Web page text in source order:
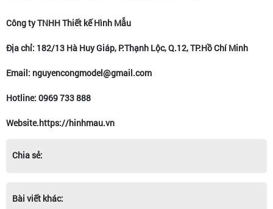
Công ty TNHH Thiết kế Hình Mẫu
Địa chỉ: 182/13 Hà Huy Giáp, P.Thạnh Lộc, Q.12, TP.Hồ Chí Minh
Email: nguyencongmodel@gmail.com
Hotline: 0969 733 888
Website.https://hinhmau.vn
Chia sẻ:
Bài viết khác: